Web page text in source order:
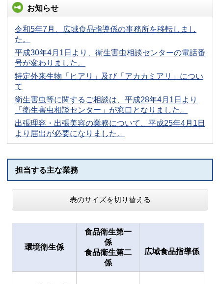
お知らせ
令和5年7月、広域食品指導係の事務所を移転しまし
た。
平成30年4月1日より、衛生害虫相談センターの電話番
号が変わりました。
特定外来生物「ヒアリ」及び「アカカミアリ」につい
て
衛生害虫等に関するご相談は、平成28年4月1日より
「衛生害虫相談センター」が窓口となりました。
出張理容・出張美容の業務について、平成25年4月1日
より届出が必要になりました。
担当する主な業務
表のサイズを切り替える
環境衛生係
食品衛生第一
係
食品衛生第二
係
広域食品指導係